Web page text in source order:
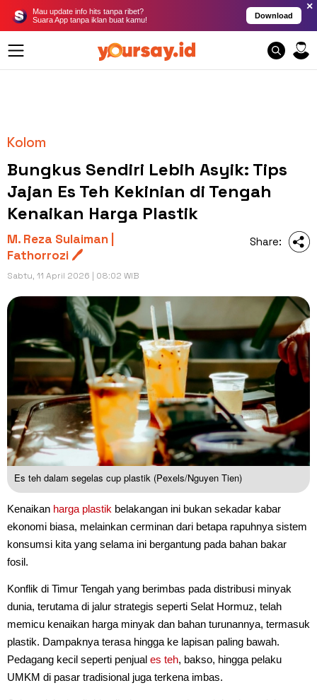
Mau update info hits tanpa ribet?
Suara App tanpa iklan buat kamu!
Download
×
Kolom
Bungkus Sendiri Lebih Asyik: Tips
Jajan Es Teh Kekinian di Tengah
Kenaikan Harga Plastik
M. Reza Sulaiman |
Fathorrozi 🖊️
Sabtu, 11 April 2026 | 08:02 WIB
Share:
Es teh dalam segelas cup plastik (Pexels/Nguyen Tien)
Kenaikan harga plastik belakangan ini bukan sekadar kabar
ekonomi biasa, melainkan cerminan dari betapa rapuhnya sistem
konsumsi kita yang selama ini bergantung pada bahan bakar
fosil.
Konflik di Timur Tengah yang berimbas pada distribusi minyak
dunia, terutama di jalur strategis seperti Selat Hormuz, telah
memicu kenaikan harga minyak dan bahan turunannya, termasuk
plastik. Dampaknya terasa hingga ke lapisan paling bawah.
Pedagang kecil seperti penjual es teh, bakso, hingga pelaku
UMKM di pasar tradisional juga terkena imbas.